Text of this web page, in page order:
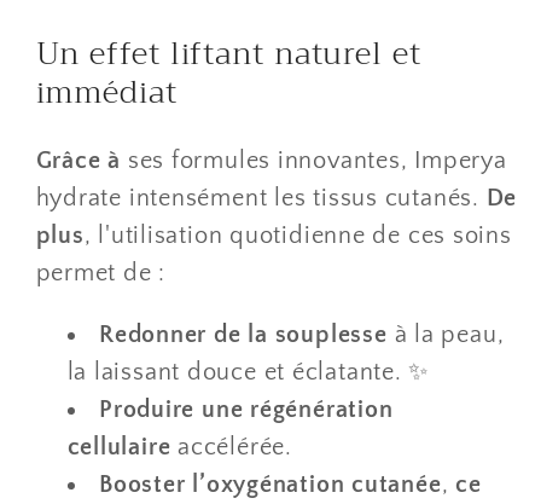
​Un effet liftant naturel et
immédiat
Grâce à ses formules innovantes, Imperya
hydrate intensément les tissus cutanés. De
plus, l'utilisation quotidienne de ces soins
permet de :
Redonner de la souplesse à la peau,
la laissant douce et éclatante. ✨
Produire une régénération
cellulaire accélérée.
Booster l’oxygénation cutanée, ce